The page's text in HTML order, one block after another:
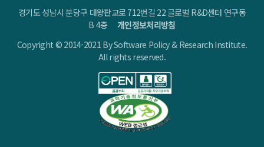
경기도 성남시 분당구 대왕판교로 712번길 22 글로벌 R&D센터 연구동
B 4층개인정보처리방침
Copyright © 2014-2021 By Software Policy & Research Institute.
All rights reserved.